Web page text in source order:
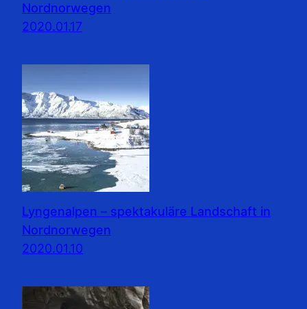
Nordnorwegen
2020.01.17
Lyngenalpen – spektakuläre Landschaft in
Nordnorwegen
2020.01.10